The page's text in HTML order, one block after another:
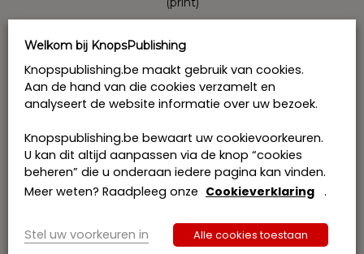
€80,00 incl. btw
Bestel
Welkom bij KnopsPublishing
Knopspublishing.be maakt gebruik van cookies.
Aan de hand van die cookies verzamelt en
analyseert de website informatie over uw bezoek.
Knopspublishing.be bewaart uw cookievoorkeuren.
U kan dit altijd aanpassen via de knop “cookies
beheren” die u onderaan iedere pagina kan vinden.
Meer weten? Raadpleeg onze Cookieverklaring .
Stel uw voorkeuren in Alle cookies toestaan